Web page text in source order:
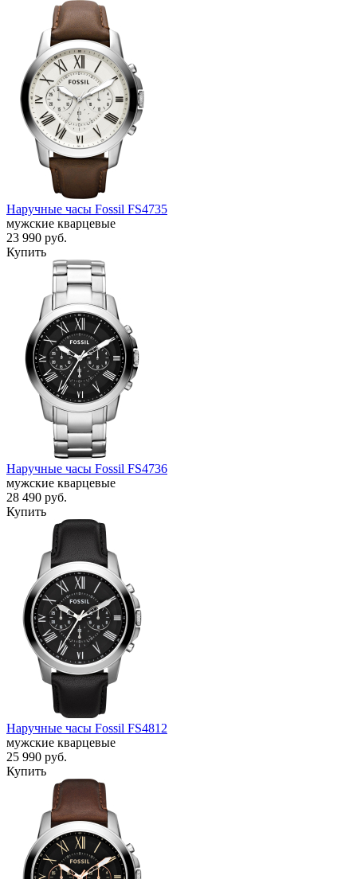
Наручные часы Fossil FS4735
мужские кварцевые
23 990 руб.
Купить
Наручные часы Fossil FS4736
мужские кварцевые
28 490 руб.
Купить
Наручные часы Fossil FS4812
мужские кварцевые
25 990 руб.
Купить